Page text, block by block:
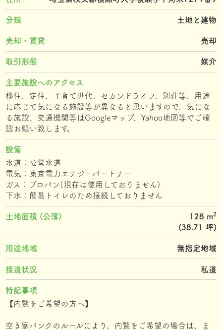
分類 土地と建物
売却・賃貸 売却
取引形態 媒介
主要施設へのアクセス
移住、定住、子育て世代、セカンドライフ、別荘等、用途
に応じて気になる施設等が異なると思いますので、気にな
る施設、交通機関等はGoogleマップ、Yahoo地図等でご確
認お願い致します。
設備
水道：公営水道
電気：東京電力エナジーパートナー
ガス：プロパン(現在は使用しておりません)
下水：簡易トイレのため接続しておりません
土地面積 (公簿) 128 m2
(38.71 坪)
用途地域 無指定地域
接道状況 私道
特記事項
【内覧をご希望の方へ】
空き家バンクのルールにより、内覧をご希望の場合は、ま